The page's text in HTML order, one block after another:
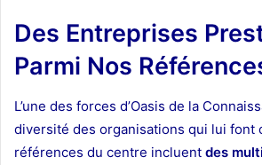
Des Entreprises
Parmi Nos
L’une des forces d’Oasis de la
diversité des organisations qui lui font
références du centre incluent des